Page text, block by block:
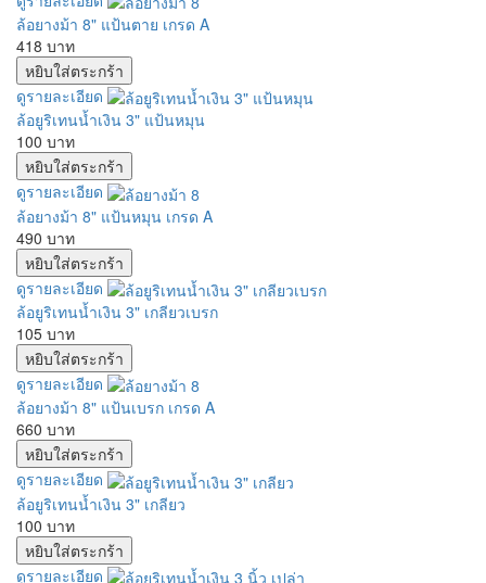
ล้อยางม้า 8" แป้นตาย เกรด A
418 บาท
ดูรายละเอียด
ล้อยูริเทนน้ำเงิน 3" แป้นหมุน
100 บาท
ดูรายละเอียด
ล้อยางม้า 8" แป้นหมุน เกรด A
490 บาท
ดูรายละเอียด
ล้อยูริเทนน้ำเงิน 3" เกลียวเบรก
105 บาท
ดูรายละเอียด
ล้อยางม้า 8" แป้นเบรก เกรด A
660 บาท
ดูรายละเอียด
ล้อยูริเทนน้ำเงิน 3" เกลียว
100 บาท
ดูรายละเอียด